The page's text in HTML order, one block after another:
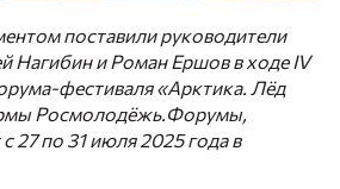
поставили руководители
Нагибин и Роман Ершов в ходе IV
фестиваля «Арктика. Лёд
Росмолодёжь.Форумы,
27 по 31 июля 2025 года в